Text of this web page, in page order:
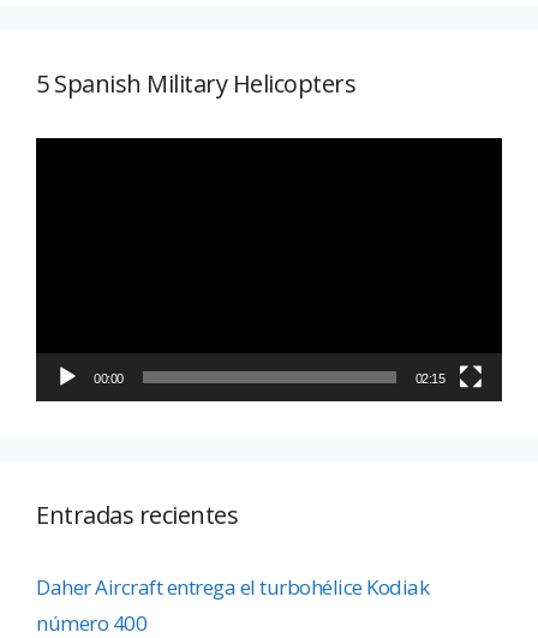
5 Spanish Military Helicopters
00:00 02:15
Entradas recientes
Daher Aircraft entrega el turbohélice Kodiak
número 400